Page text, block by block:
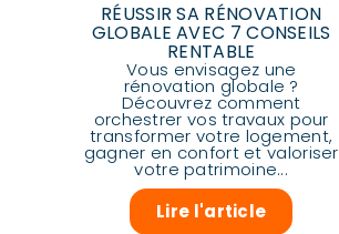
RÉUSSIR SA RÉNOVATION
GLOBALE AVEC 7 CONSEILS
RENTABLE
Vous envisagez une
rénovation globale ?
Découvrez comment
orchestrer vos travaux pour
transformer votre logement,
gagner en confort et valoriser
votre patrimoine...
Lire l'article